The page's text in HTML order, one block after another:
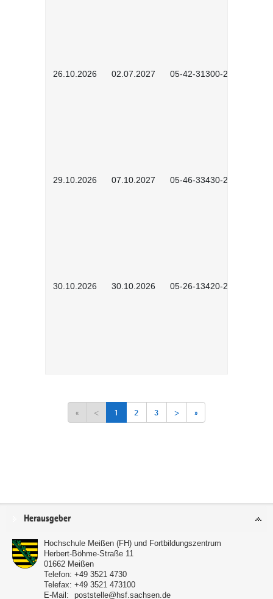
26.10.2026 02.07.2027 05-42-31300-2601
29.10.2026 07.10.2027 05-46-33430-2601
30.10.2026 30.10.2026 05-26-13420-2601
« < 1 2 3 > »
Service
Herausgeber
Hochschule Meißen (FH) und Fortbildungszentrum
Herbert-Böhme-Straße 11
01662 Meißen
Telefon: +49 3521 4730
Telefax: +49 3521 473100
E-Mail:
poststelle@hsf.sachsen.de